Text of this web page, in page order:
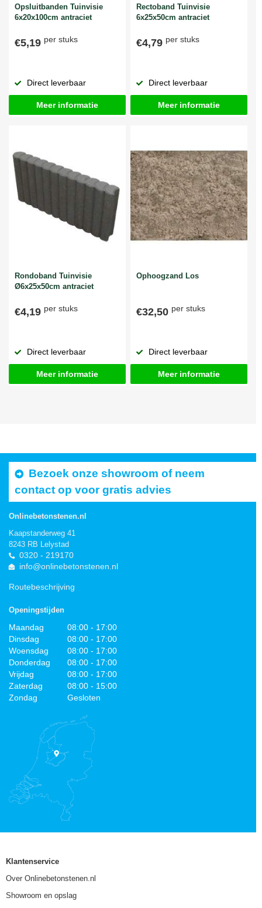
Opsluitbanden Tuinvisie
6x20x100cm antraciet
€5,19 per stuks
Direct leverbaar
Meer informatie
Rectoband Tuinvisie
6x25x50cm antraciet
€4,79 per stuks
Direct leverbaar
Meer informatie
Rondoband Tuinvisie
Ø6x25x50cm antraciet
€4,19 per stuks
Direct leverbaar
Meer informatie
Ophoogzand Los
€32,50 per stuks
Direct leverbaar
Meer informatie
Bezoek onze showroom of neem
contact op voor gratis advies
Onlinebetonstenen.nl
Kaapstanderweg 41
8243 RB Lelystad
0320 - 219170
info@onlinebetonstenen.nl
Routebeschrijving
Openingstijden
Maandag
08:00 - 17:00
Dinsdag
08:00 - 17:00
Woensdag
08:00 - 17:00
Donderdag
08:00 - 17:00
Vrijdag
08:00 - 17:00
Zaterdag
08:00 - 15:00
Zondag
Gesloten
Klantenservice
Over Onlinebetonstenen.nl
Showroom en opslag